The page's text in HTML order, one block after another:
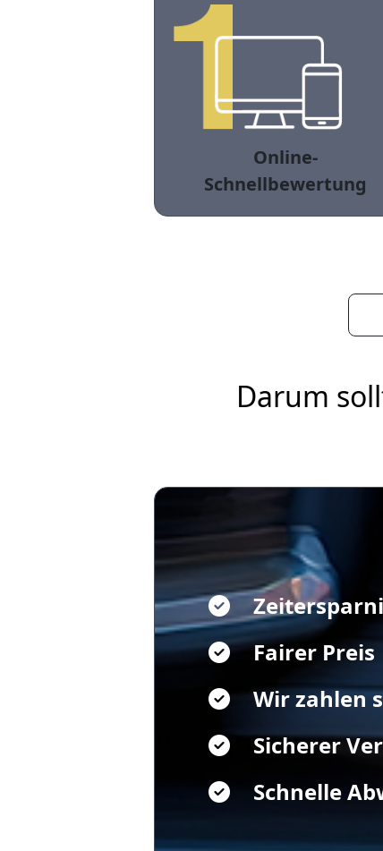
Online-
Schnellbewertung
Darum
Fairer Preis
Wir zahlen
Sicherer
Schnelle